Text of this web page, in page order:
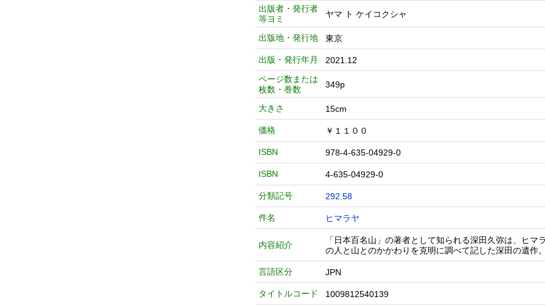
出版者・発行者
等ヨミ
ヤマ ト ケイコクシャ
出版地・発行地 東京
出版・発行年月
2021.12
ページ数または
枚数・巻数
349p
大きさ 15cm
価格 ￥１１００
ISBN 978-4-635-04929-0
ISBN 4-635-04929-0
分類記号 292.58
件名 ヒマラヤ
内容紹介
「日本百名山」の著者として知られる深田久弥は、ヒ
の人と山とのかかわりを克明に調べて記した深田の遺作
言語区分 JPN
タイトルコード 1009812540139